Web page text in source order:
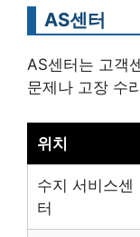
AS센터
AS센터는 고객
문제나 고장 수
위치
수지 서비스센
터